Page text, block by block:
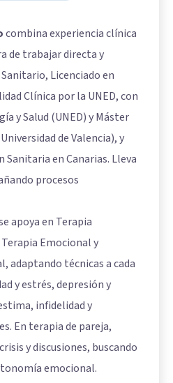
combina experiencia clínica
de trabajar directa y
Licenciado en
Clínica por la UNED, con
y Salud (UNED) y Máster
de Valencia), y
en Canarias. Lleva
procesos
apoya en Terapia
Emocional y
adaptando técnicas a cada
y estrés, depresión y
infidelidad y
En terapia de pareja,
y discusiones, buscando
emocional.